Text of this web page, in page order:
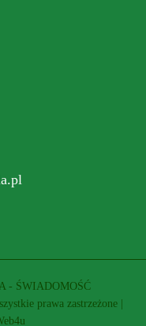
- ŚWIADOMOŚĆ
prawa zastrzeżone |